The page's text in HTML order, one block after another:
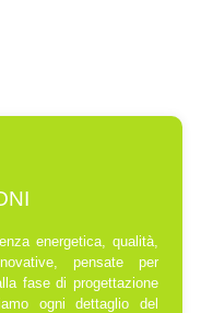
energetica, qualità,
pensate per
fase di progettazione
ogni dettaglio del